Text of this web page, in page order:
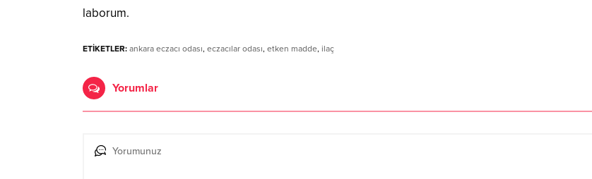
laborum.
ETİKETLER: ankara eczacı odası, eczacılar odası, etken madde, ilaç
Yorumlar